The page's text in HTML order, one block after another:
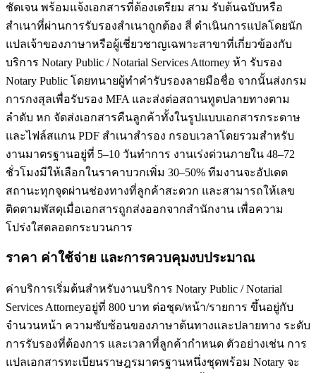
ชัดเจน พร้อมแจ้งเอกสารที่ต้องเตรียม สาม รับต้นฉบับหรือ
สำเนาที่ผ่านการรับรองสำเนาถูกต้อง สี่ ดำเนินการแปลโดยนัก
แปลเจ้าของภาษาหรือผู้เชี่ยวชาญเฉพาะสาขาที่เกี่ยวข้องกับ
บริการ Notary Public / Notarial Services Attorney ห้า รับรอง
Notary Public โดยทนายผู้ทำคำรับรองลายมือชื่อ จากนั้นส่งกรม
การกงสุลเพื่อรับรอง MFA และส่งต่อสถานทูตปลายทางตาม
ลำดับ หก จัดส่งเอกสารคืนลูกค้าทั้งในรูปแบบเอกสารกระดาษ
และไฟล์สแกน PDF สำเนาสำรอง กรอบเวลาโดยรวมสำหรับ
งานมาตรฐานอยู่ที่ 5–10 วันทำการ งานเร่งด่วนภายใน 48–72
ชั่วโมงมีให้เลือกในราคาบวกเพิ่ม 30–50% ทีมงานจะอัปเดต
สถานะทุกจุดผ่านช่องทางที่ลูกค้าสะดวก และสามารถให้เลข
ติดตามพัสดุเมื่อเอกสารถูกส่งออกจากสำนักงาน เพื่อความ
โปร่งใสตลอดกระบวนการ
ราคา ค่าใช้จ่าย และการควบคุมงบประมาณ
ค่าบริการเริ่มต้นสำหรับงานบริการ Notary Public / Notarial
Services Attorneyอยู่ที่ 800 บาท ต่อชุด/หน้า/รายการ ขึ้นอยู่กับ
จำนวนหน้า ความซับซ้อนของภาษาต้นทางและปลายทาง ระดับ
การรับรองที่ต้องการ และเวลาที่ลูกค้ากำหนด ตัวอย่างเช่น การ
แปลเอกสารทะเบียนราษฎรมาตรฐานหนึ่งชุดพร้อม Notary จะ